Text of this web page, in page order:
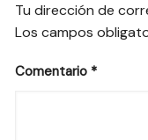
Tu dirección de
Los campos
Comentario *